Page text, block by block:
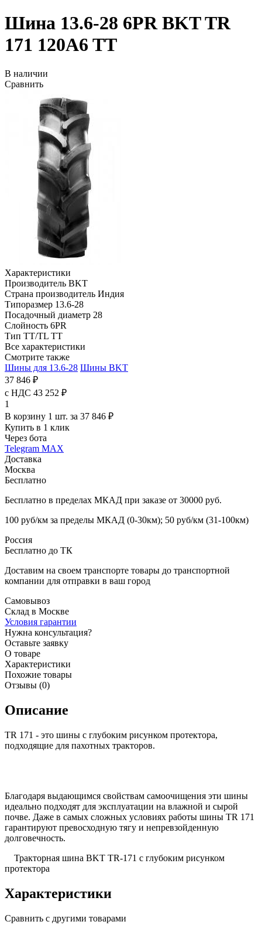
Шина 13.6-28 6PR BKT TR
171 120A6 TT
В наличии
Сравнить
Характеристики
Производитель BKT
Страна производитель Индия
Типоразмер 13.6-28
Посадочный диаметр 28
Слойность 6PR
Тип TT/TL TT
Все характеристики
Смотрите также
Шины для 13.6-28 Шины BKT
37 846 ₽
с НДС 43 252 ₽
1
В корзину 1 шт. за 37 846 ₽
Купить в 1 клик
Через бота
Telegram MAX
Доставка
Москва
Бесплатно
Бесплатно в пределах МКАД при заказе от 30000 руб.
100 руб/км за пределы МКАД (0-30км); 50 руб/км (31-100км)
Россия
Бесплатно до ТК
Доставим на своем транспорте товары до транспортной
компании для отправки в ваш город
Самовывоз
Склад в Москве
Условия гарантии
Нужна консультация?
Оставьте заявку
О товаре
Характеристики
Похожие товары
Отзывы (0)
Описание
TR 171 - это шины с глубоким рисунком протектора,
подходящие для пахотных тракторов.
Благодаря выдающимся свойствам самоочищения эти шины
идеально подходят для эксплуатации на влажной и сырой
почве. Даже в самых сложных условиях работы шины TR 171
гарантируют превосходную тягу и непревзойденную
долговечность.
Тракторная шина BKT TR-171 с глубоким рисунком
протектора
Характеристики
Сравнить с другими товарами